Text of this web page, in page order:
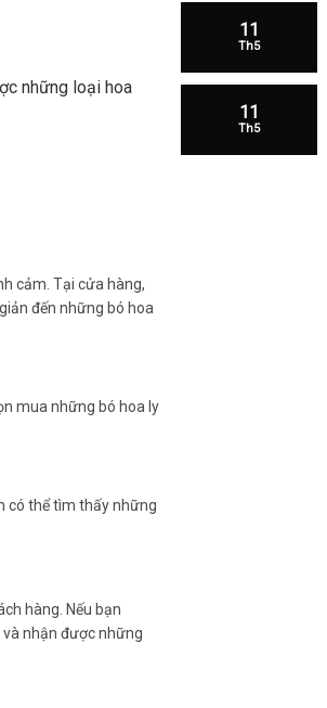
những loại hoa
cảm. Tại cửa hàng,
đến những bó hoa
mua những bó hoa ly
có thể tìm thấy những
hàng. Nếu bạn
nhận được những
11
Th5
11
Th5